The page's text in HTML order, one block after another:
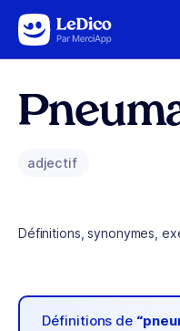
Aller au contenu
adjectif
Définitions, synonymes,
Définitions de